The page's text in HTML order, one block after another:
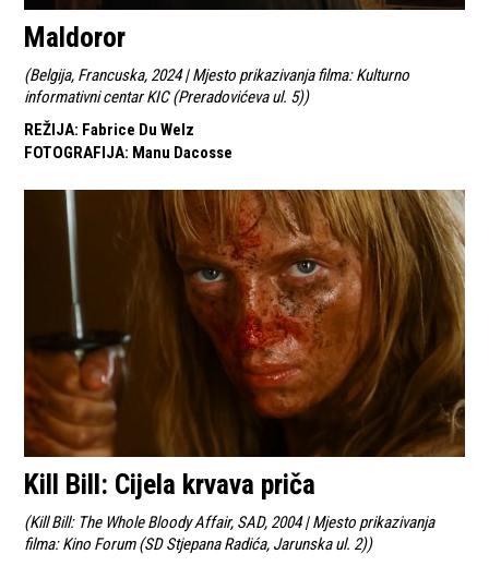
Maldoror
(Belgija, Francuska, 2024 | Mjesto prikazivanja filma: Kulturno
informativni centar KIC (Preradovićeva ul. 5))
REŽIJA: Fabrice Du Welz
FOTOGRAFIJA: Manu Dacosse
Kill Bill: Cijela krvava priča
(Kill Bill: The Whole Bloody Affair, SAD, 2004 | Mjesto prikazivanja
filma: Kino Forum (SD Stjepana Radića, Jarunska ul. 2))